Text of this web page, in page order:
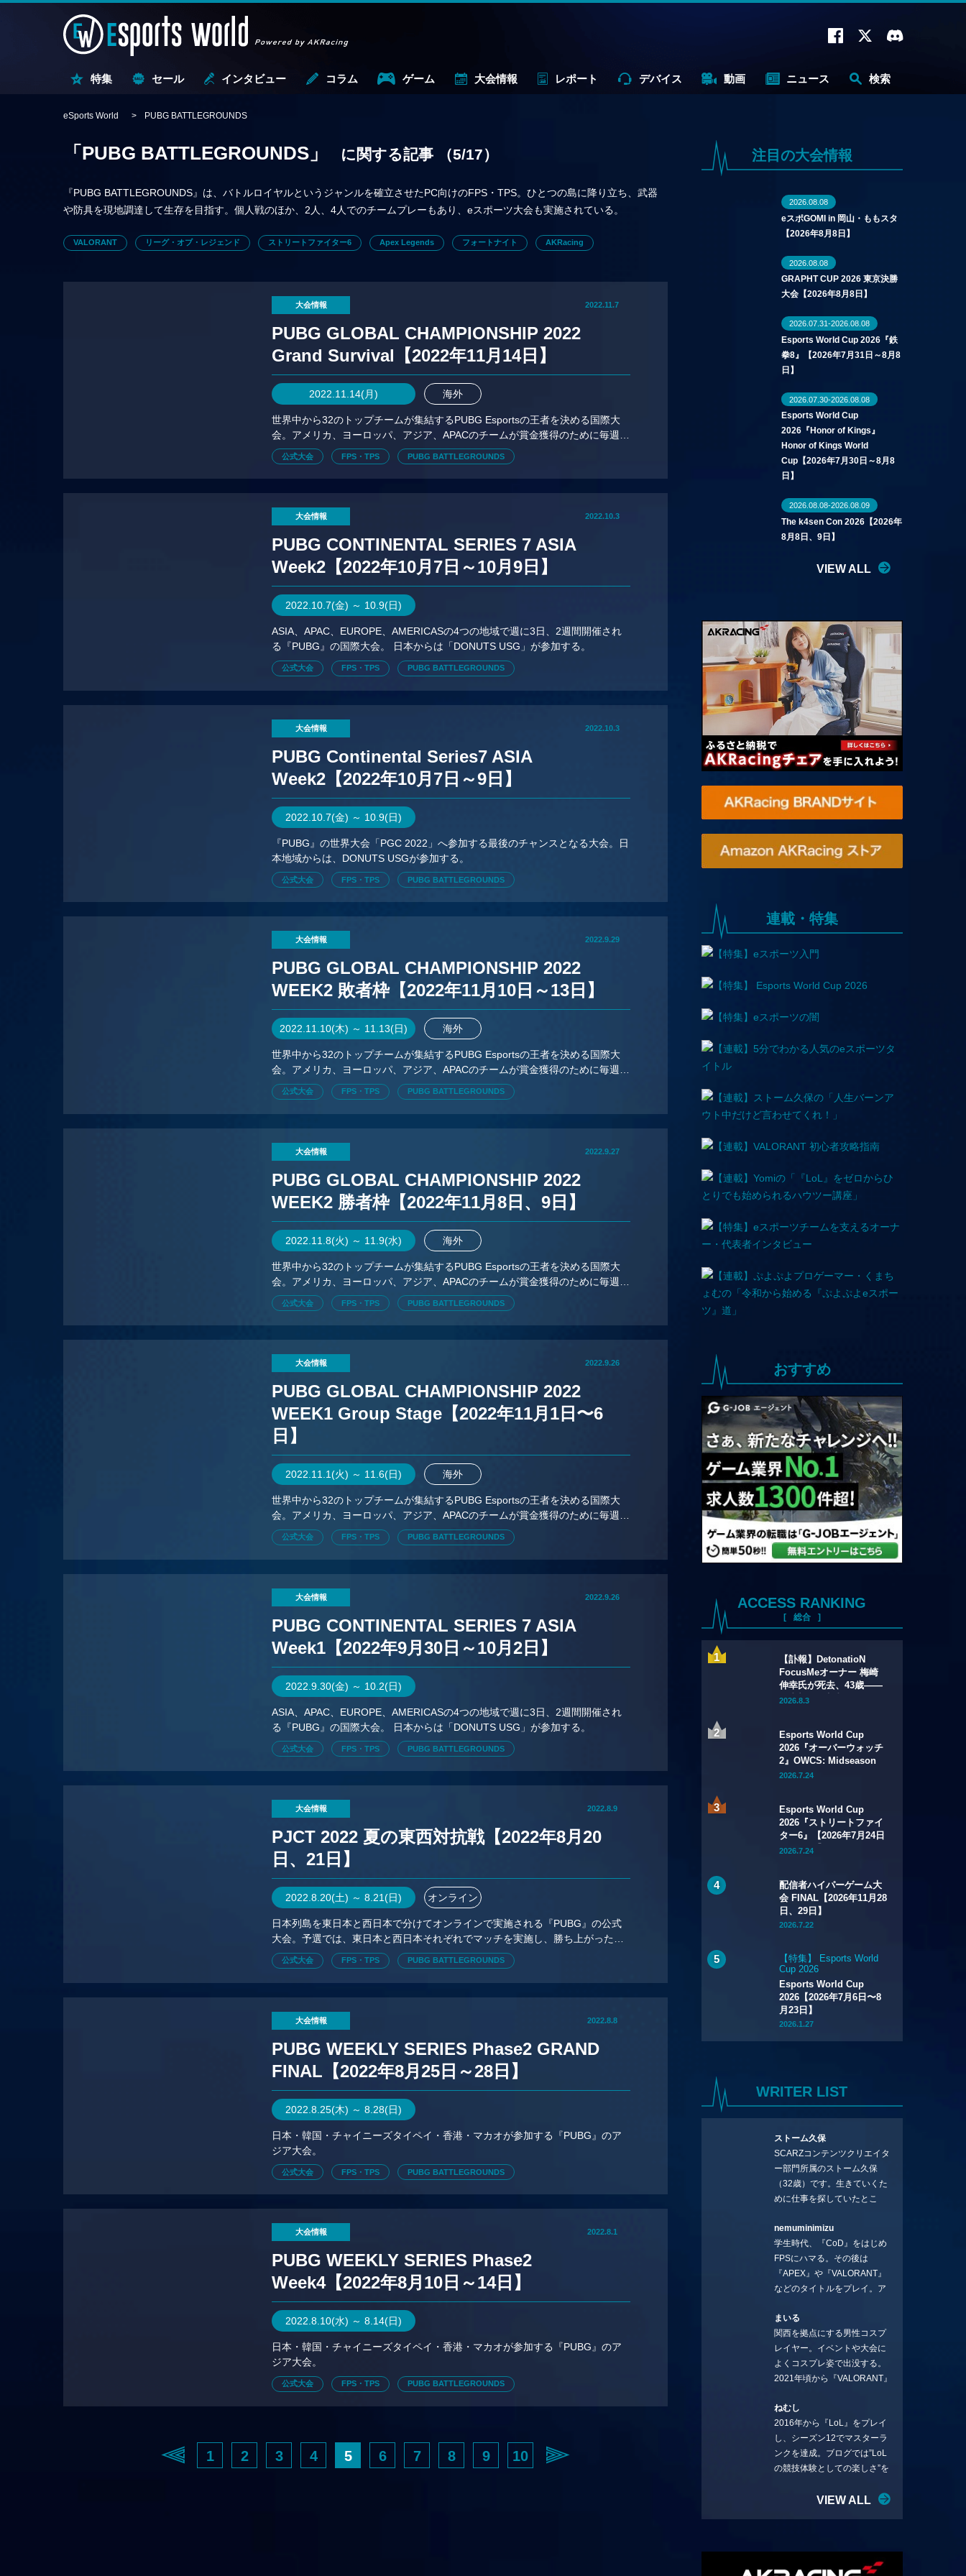
特集 セール インタビュー コラム ゲーム 大会情報 レポート デバイス 動画 ニュース 検索
eSports World PUBG BATTLEGROUNDS
「PUBG BATTLEGROUNDS」 に関する記事 （5/17）
『PUBG BATTLEGROUNDS』は、バトルロイヤルというジャンルを確立させたPC向けのFPS・TPS。ひとつの島に降り立ち、武器
や防具を現地調達して生存を目指す。個人戦のほか、2人、4人でのチームプレーもあり、eスポーツ大会も実施されている。
VALORANT リーグ・オブ・レジェンド ストリートファイター6 Apex Legends フォートナイト AKRacing
大会情報 2022.11.7
PUBG GLOBAL CHAMPIONSHIP 2022
Grand Survival【2022年11月14日】
2022.11.14(月) 海外
世界中から32のトップチームが集結するPUBG Esportsの王者を決める国際大
会。アメリカ、ヨーロッパ、アジア、APACのチームが賞金獲得のために毎週会
場で競い合う。
公式大会 FPS・TPS PUBG BATTLEGROUNDS
大会情報 2022.10.3
PUBG CONTINENTAL SERIES 7 ASIA
Week2【2022年10月7日～10月9日】
2022.10.7(金) ～ 10.9(日)
ASIA、APAC、EUROPE、AMERICASの4つの地域で週に3日、2週間開催され
る『PUBG』の国際大会。 日本からは「DONUTS USG」が参加する。
公式大会 FPS・TPS PUBG BATTLEGROUNDS
大会情報 2022.10.3
PUBG Continental Series7 ASIA
Week2【2022年10月7日～9日】
2022.10.7(金) ～ 10.9(日)
『PUBG』の世界大会「PGC 2022」へ参加する最後のチャンスとなる大会。日
本地域からは、DONUTS USGが参加する。
公式大会 FPS・TPS PUBG BATTLEGROUNDS
大会情報 2022.9.29
PUBG GLOBAL CHAMPIONSHIP 2022
WEEK2 敗者枠【2022年11月10日～13日】
2022.11.10(木) ～ 11.13(日) 海外
世界中から32のトップチームが集結するPUBG Esportsの王者を決める国際大
会。アメリカ、ヨーロッパ、アジア、APACのチームが賞金獲得のために毎週会
場で競い合う。
公式大会 FPS・TPS PUBG BATTLEGROUNDS
大会情報 2022.9.27
PUBG GLOBAL CHAMPIONSHIP 2022
WEEK2 勝者枠【2022年11月8日、9日】
2022.11.8(火) ～ 11.9(水) 海外
世界中から32のトップチームが集結するPUBG Esportsの王者を決める国際大
会。アメリカ、ヨーロッパ、アジア、APACのチームが賞金獲得のために毎週会
場で競い合う。
公式大会 FPS・TPS PUBG BATTLEGROUNDS
大会情報 2022.9.26
PUBG GLOBAL CHAMPIONSHIP 2022
WEEK1 Group Stage【2022年11月1日〜6
日】
2022.11.1(火) ～ 11.6(日) 海外
世界中から32のトップチームが集結するPUBG Esportsの王者を決める国際大
会。アメリカ、ヨーロッパ、アジア、APACのチームが賞金獲得のために毎週会
場で競い合う。
公式大会 FPS・TPS PUBG BATTLEGROUNDS
大会情報 2022.9.26
PUBG CONTINENTAL SERIES 7 ASIA
Week1【2022年9月30日～10月2日】
2022.9.30(金) ～ 10.2(日)
ASIA、APAC、EUROPE、AMERICASの4つの地域で週に3日、2週間開催され
る『PUBG』の国際大会。 日本からは「DONUTS USG」が参加する。
公式大会 FPS・TPS PUBG BATTLEGROUNDS
大会情報 2022.8.9
PJCT 2022 夏の東西対抗戦【2022年8月20
日、21日】
2022.8.20(土) ～ 8.21(日) オンライン
日本列島を東日本と西日本で分けてオンラインで実施される『PUBG』の公式
大会。予選では、東日本と西日本それぞれでマッチを実施し、勝ち上がった各
地域上位8チーム、合計16チームで本戦を実施する。
公式大会 FPS・TPS PUBG BATTLEGROUNDS
大会情報 2022.8.8
PUBG WEEKLY SERIES Phase2 GRAND
FINAL【2022年8月25日～28日】
2022.8.25(木) ～ 8.28(日)
日本・韓国・チャイニーズタイペイ・香港・マカオが参加する『PUBG』のア
ジア大会。
公式大会 FPS・TPS PUBG BATTLEGROUNDS
大会情報 2022.8.1
PUBG WEEKLY SERIES Phase2
Week4【2022年8月10日～14日】
2022.8.10(水) ～ 8.14(日)
日本・韓国・チャイニーズタイペイ・香港・マカオが参加する『PUBG』のア
ジア大会。
公式大会 FPS・TPS PUBG BATTLEGROUNDS
1 2 3 4 5 6 7 8 9 10
注目の大会情報
2026.08.08
eスポGOMI in 岡山・ももスタ
【2026年8月8日】
2026.08.08
GRAPHT CUP 2026 東京決勝
大会【2026年8月8日】
2026.07.31-2026.08.08
Esports World Cup 2026『鉄
拳8』【2026年7月31日～8月8
日】
2026.07.30-2026.08.08
Esports World Cup
2026『Honor of Kings』
Honor of Kings World
Cup【2026年7月30日～8月8
日】
2026.08.08-2026.08.09
The k4sen Con 2026【2026年
8月8日、9日】
VIEW ALL
連載・特集
おすすめ
ACCESS RANKING
総合
【訃報】DetonatioN
FocusMeオーナー 梅崎
伸幸氏が死去、43歳——
国内初の給与制eスポーツ
2026.8.3
Esports World Cup
2026『オーバーウォッチ
2』OWCS: Midseason
Championship【2026年
2026.7.24
Esports World Cup
2026『ストリートファイ
ター6』【2026年7月24日
～8月1日】
2026.7.24
配信者ハイパーゲーム大
会 FINAL【2026年11月28
日、29日】
2026.7.22
【特集】 Esports World
Cup 2026
Esports World Cup
2026【2026年7月6日〜8
月23日】
2026.1.27
WRITER LIST
ストーム久保
SCARZコンテンツクリエイタ
ー部門所属のストーム久保
（32歳）です。生きていくた
めに仕事を探していたとこ
コラムを連載させてもらえる
ことになりました。言いたい
ことを言っていきます。X：
https://x.com/stormKUBO
YouTube：
rmKUBO
nemuminimizu
学生時代、『CoD』をはじめ
FPSにハマる。その後は
『APEX』や『VALORANT』
などのタイトルをプレイ。ア
BGMなどを手掛ける作曲家と
フリーランスのライターの二
足の草鞋を履いて幅広く活動
中。無類のラーメン好き！
Twitter:@ongakucas
まいる
関西を拠点にする男性コスプ
レイヤー。イベントや大会に
よくコスプレ姿で出没する。
2021年頃から『VALORANT』
続ける。現在の推しチームは
「CREST GAMING」。X：
@mlunias（Photo by
Subaru.F.）
ねむし
2016年から『LoL』をプレイ
し、シーズン12でマスターラ
ンクを達成。ブログでは”LoL
の競技体験としての楽しさ”を
リーを愛し、元ADCメイン
VIEW ALL